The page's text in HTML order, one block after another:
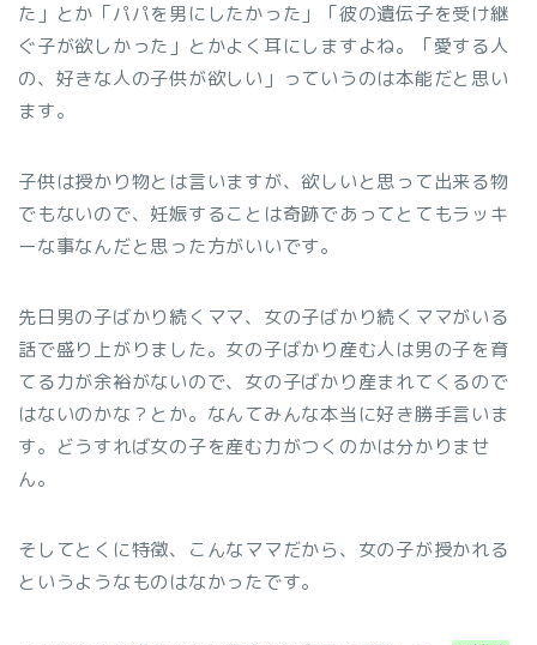
た」とか「パパを男にしたかった」「彼の遺伝子を受け継
ぐ子が欲しかった」とかよく耳にしますよね。「愛する人
の、好きな人の子供が欲しい」っていうのは本能だと思い
ます。
子供は授かり物とは言いますが、欲しいと思って出来る物
でもないので、妊娠することは奇跡であってとてもラッキ
ーな事なんだと思った方がいいです。
先日男の子ばかり続くママ、女の子ばかり続くママがいる
話で盛り上がりました。女の子ばかり産む人は男の子を育
てる力が余裕がないので、女の子ばかり産まれてくるので
はないのかな？とか。なんてみんな本当に好き勝手言いま
す。どうすれば女の子を産む力がつくのかは分かりませ
ん。
そしてとくに特徴、こんなママだから、女の子が授かれる
というようなものはなかったです。